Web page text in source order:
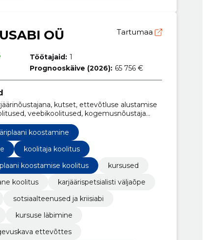
OÜ Tartumaa
Töötajaid: 1
Prognooskäive (2026): 65 756 €
kutset, ettevõtluse alustamise
veebikoolitused, kogemusnõustaja
koostamine
koolitaja koolitus
koostamise koolitus
kursused
koolitus
karjäärispetsialisti väljaõpe
sotsiaalteenused ja kriisiabi
kursuse läbimine
ettevõttes